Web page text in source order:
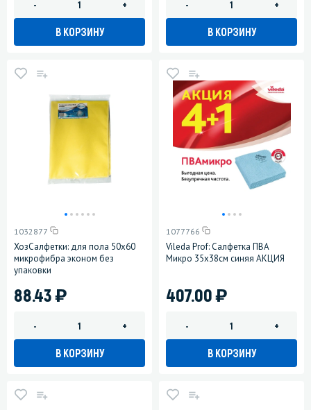
- +
В КОРЗИНУ
- +
В КОРЗИНУ
1032877
ХозСалфетки: для пола 50х60
микрофибра эконом без
упаковки
88.43)
- +
В КОРЗИНУ
1077766
Vileda Prof: Салфетка ПВА
Микро 35х38см синяя АКЦИЯ
407.00)
- +
В КОРЗИНУ